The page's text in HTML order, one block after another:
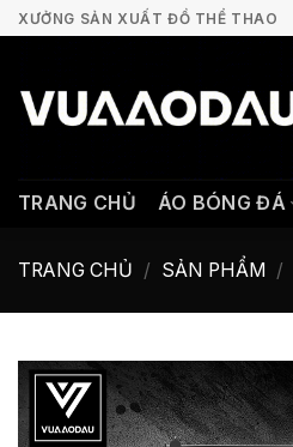
Bỏ
qua
dung
XƯỞNG SẢN XUẤT ĐỒ THỂ THAO
TRANG CHỦ ÁO BÓNG ĐÁ
TRANG CHỦ / SẢN PHẨM /